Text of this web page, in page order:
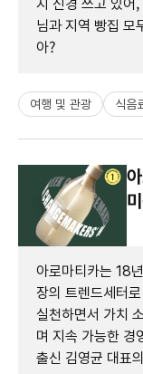
지 신경 쓰고 있어
님과 지역 빵집 모
아?
여행 및 관광 식음
아로마티카는 18
장의 트렌드세터
실천하면서 가치
며 지속 가능한 경
출신 김영균 대표